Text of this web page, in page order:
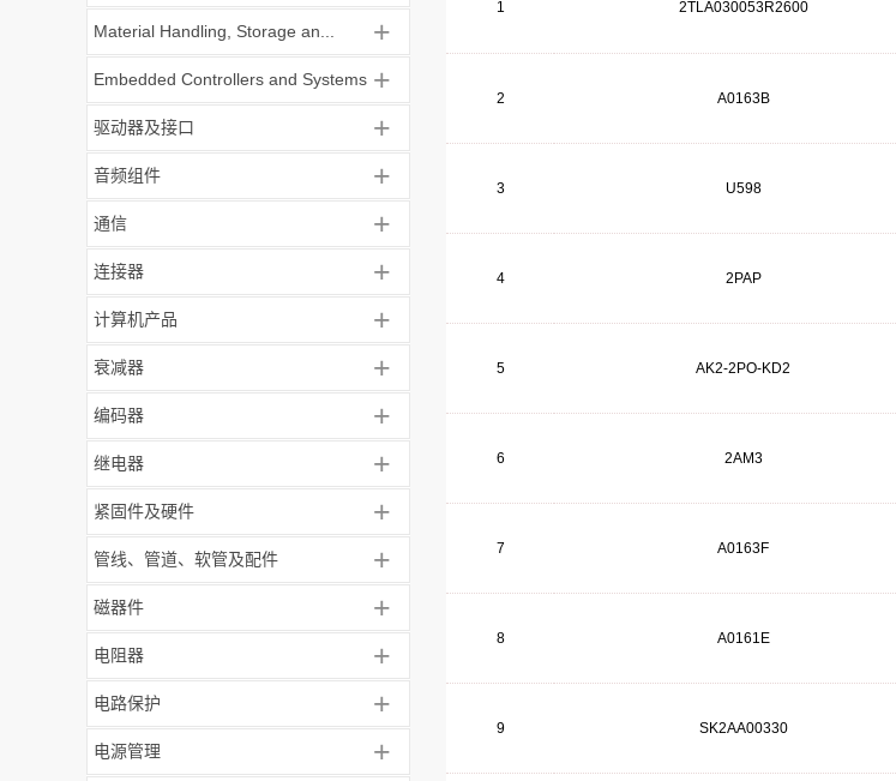
Material Handling, Storage an... +
Embedded Controllers and Systems +
驱动器及接口 +
音频组件 +
通信 +
连接器 +
计算机产品 +
衰减器 +
编码器 +
继电器 +
紧固件及硬件 +
管线、管道、软管及配件 +
磁器件 +
电阻器 +
电路保护 +
电源管理 +
1 2TLA030053R2600
2 A0163B
3 U598
4 2PAP
5 AK2-2PO-KD2
6 2AM3
7 A0163F
8 A0161E
9 SK2AA00330